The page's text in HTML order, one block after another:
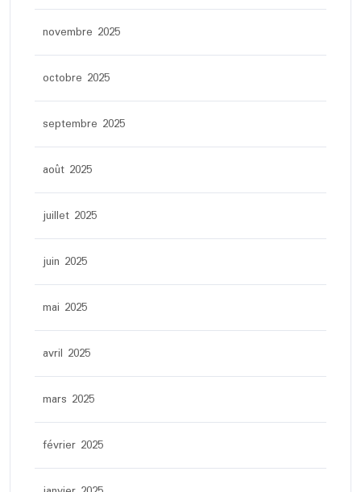
novembre 2025
octobre 2025
septembre 2025
août 2025
juillet 2025
juin 2025
mai 2025
avril 2025
mars 2025
février 2025